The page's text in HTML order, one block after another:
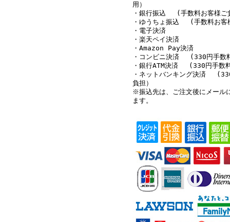
用）
・銀行振込 (手数料お客様ご
・ゆうちょ振込 (手数料お客
・電子決済
・楽天ペイ決済
・Amazon Pay決済
・コンビニ決済 (330円手数
・銀行ATM決済 (330円手数
・ネットバンキング決済
負担）
※振込先は、ご注文後にメール
ます。